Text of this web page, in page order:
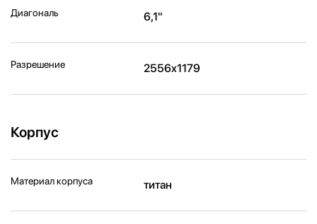
Диагональ 6,1"
Разрешение 2556x1179
Корпус
Материал корпуса титан